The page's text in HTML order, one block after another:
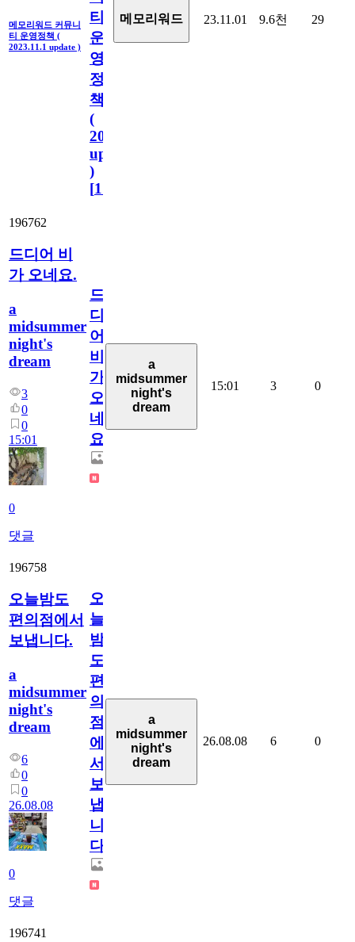
메모리워드 커뮤니
티 운영정책 (
2023.11.1 update )
티
운
영
정
책
(
2023.11.1
update
)
[110
메모리워드 23.11.01 9.6천 29
196762
드디어 비
가 오네요.
a
midsummer
night's
dream
3
0
0
15:01
0
댓글
드
디
어
비
가
오
네
요.
a
midsummer
night's
dream
15:01 3 0
196758
오늘밤도
편의점에서
보냅니다.
a
midsummer
night's
dream
6
0
0
26.08.08
0
댓글
오
늘
밤
도
편
의
점
에
서
보
냅
니
다.
a
midsummer
night's
dream
26.08.08 6 0
196741